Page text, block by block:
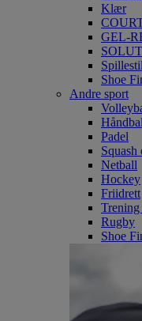
Klær
GEL-
Shoe
Andre sport
Padel
Squash
Netball
Hockey
Friidrett
Rugby
Shoe